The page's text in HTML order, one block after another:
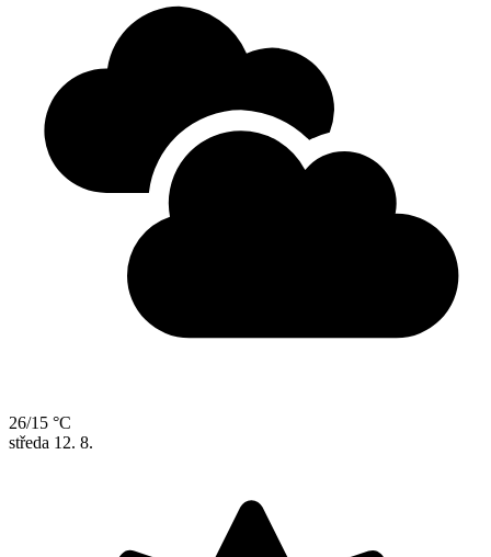
26/15 °C
středa 12. 8.